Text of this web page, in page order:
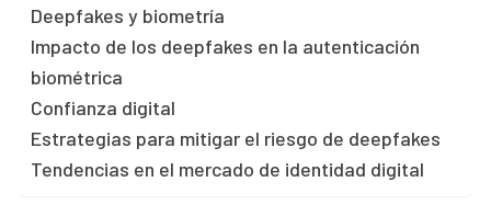
Deepfakes y biometría
Impacto de los deepfakes en la autenticación
biométrica
Confianza digital
Estrategias para mitigar el riesgo de deepfakes
Tendencias en el mercado de identidad digital